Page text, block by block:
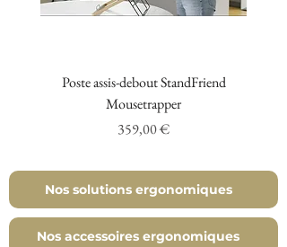
Poste assis-debout StandFriend
Mousetrapper
Prix
359,00 €
Nos solutions ergonomiques
Nos accessoires ergonomiques